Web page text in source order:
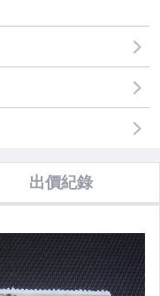
出價紀錄